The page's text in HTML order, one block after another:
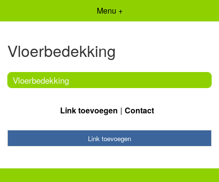
Menu +
Vloerbedekking
Vloerbedekking
Link toevoegen Contact
Link toevoegen